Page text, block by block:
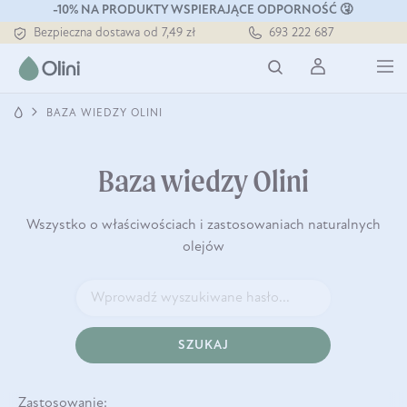
-10% NA PRODUKTY WSPIERAJĄCE ODPORNOŚĆ 🤧
Bezpieczna dostawa od 7,49 zł
Darmowa dostawa od 199 zł
Tłoczony zawsze na zimno
693 222 687
BAZA WIEDZY OLINI
Baza wiedzy Olini
Wszystko o właściwościach i zastosowaniach naturalnych
olejów
SZUKAJ
Zastosowanie: